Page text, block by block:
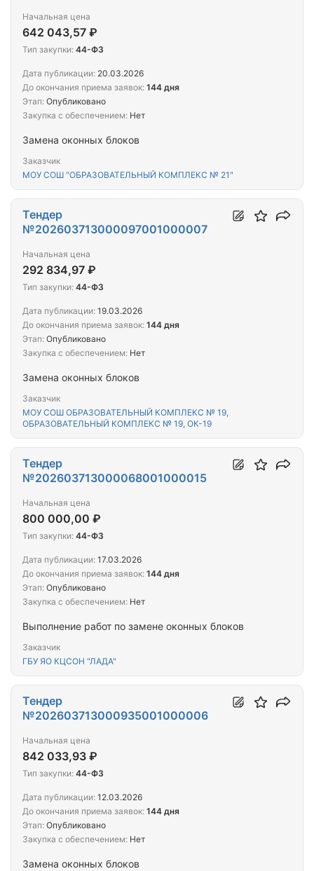
Замена оконных блоков
Заказчик
МОУ СОШ "ОБРАЗОВАТЕЛЬНЫЙ КОМПЛЕКС № 21"
Начальная цена
642 043,57 ₽
Тип закупки: 44-ФЗ
Дата публикации: 20.03.2026
До окончания приема заявок: 144 дня
Этап: Опубликовано
Закупка с обеспечением: Нет
Замена оконных блоков
Заказчик
МОУ СОШ ОБРАЗОВАТЕЛЬНЫЙ КОМПЛЕКС № 19,
ОБРАЗОВАТЕЛЬНЫЙ КОМПЛЕКС № 19, ОК-19
Тендер
№202603713000097001000007
Начальная цена
292 834,97 ₽
Тип закупки: 44-ФЗ
Дата публикации: 19.03.2026
До окончания приема заявок: 144 дня
Этап: Опубликовано
Закупка с обеспечением: Нет
Выполнение работ по замене оконных блоков
Заказчик
ГБУ ЯО КЦСОН "ЛАДА"
Тендер
№202603713000068001000015
Начальная цена
800 000,00 ₽
Тип закупки: 44-ФЗ
Дата публикации: 17.03.2026
До окончания приема заявок: 144 дня
Этап: Опубликовано
Закупка с обеспечением: Нет
Замена оконных блоков
Тендер
№202603713000935001000006
Начальная цена
842 033,93 ₽
Тип закупки: 44-ФЗ
Дата публикации: 12.03.2026
До окончания приема заявок: 144 дня
Этап: Опубликовано
Закупка с обеспечением: Нет